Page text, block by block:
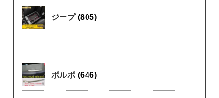
ジープ (805)
ボルボ (646)